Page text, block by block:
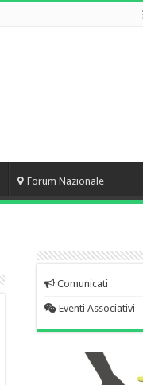
Forum Nazionale
Comunicati
Eventi Associativi